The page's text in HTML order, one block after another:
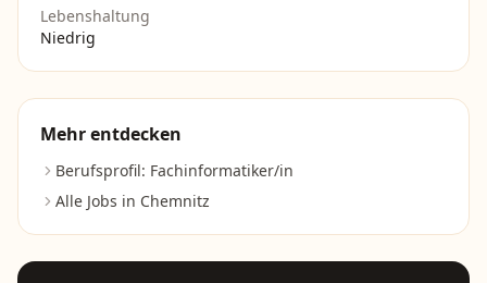
Lebenshaltung
Niedrig
Mehr entdecken
Berufsprofil: Fachinformatiker/in
Alle Jobs in Chemnitz